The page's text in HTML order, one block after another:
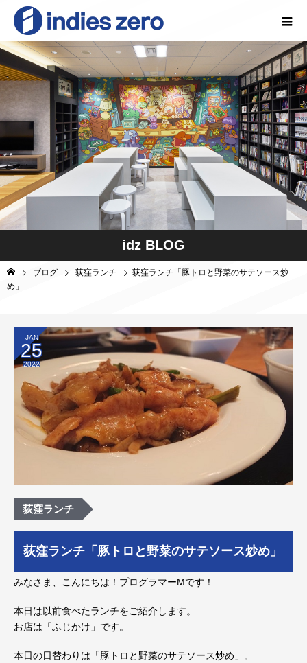
idz BLOG
ブログ 荻窪ランチ
荻窪ランチ「豚トロと野菜のサテソース炒
め」
JAN
25
2022
荻窪ランチ
荻窪ランチ「豚トロと野菜のサテソース炒め」
みなさま、こんにちは！プログラマーMです！
本日は以前食べたランチをご紹介します。
お店は「ふじかけ」です。
本日の日替わりは「豚トロと野菜のサテソース炒め」。